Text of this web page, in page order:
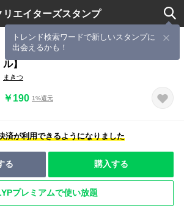
リエイターズスタンプ
トレンド検索ワードで新しいスタンプに
出会えるかも！
もちピヨコのゆるっと挨拶【パステ
ル】
まきつ
￥190 1%還元
済が利用できるようになりました
る 購入する
プレミアムで使い放題